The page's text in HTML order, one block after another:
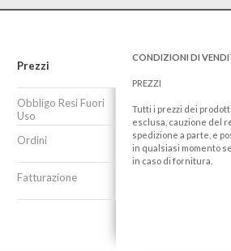
Prezzi
Obbligo Resi Fuori
Uso
Ordini
Fatturazione
CONDIZIONI DI
PREZZI
Tutti i prezzi dei
esclusa, cauzione del
spedizione a parte, e
in qualsiasi momento
in caso di fornitura.